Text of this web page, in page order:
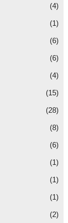
(4)
(1)
(6)
(6)
(4)
(15)
(28)
(8)
(6)
(1)
(1)
(1)
(2)